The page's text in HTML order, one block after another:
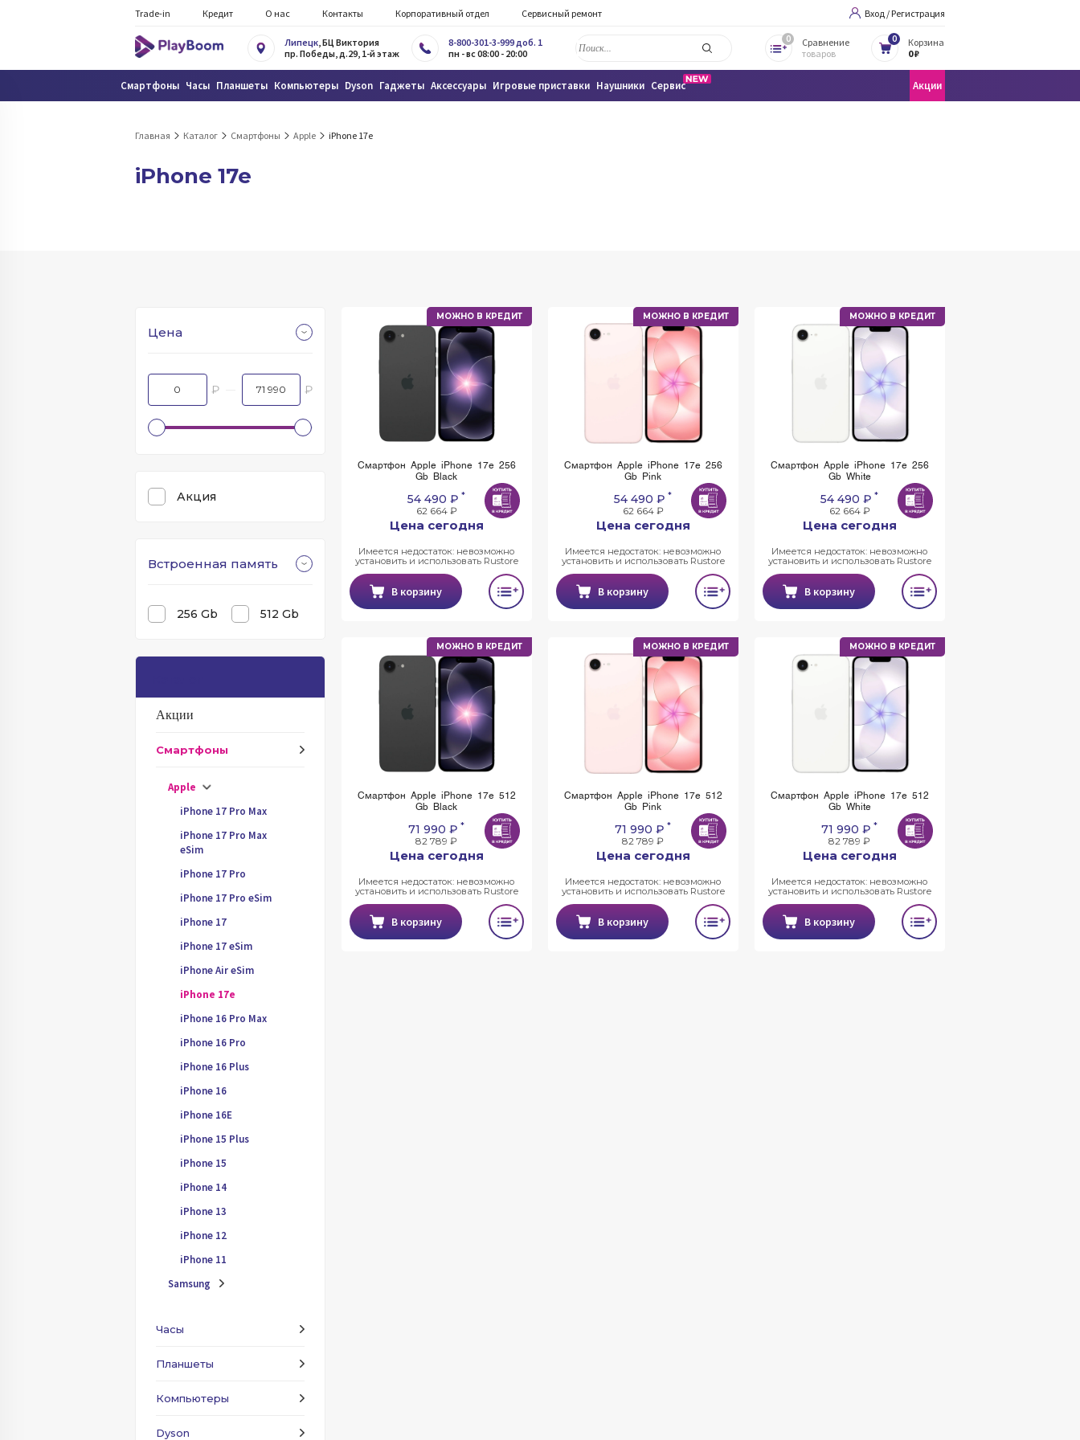
Trade-in Кредит О нас Контакты Корпоративный отдел Сервисный ремонт Вход / Регистрация
Липецк, БЦ Виктория
пр. Победы, д.29, 1-й этаж
8-800-301-3-999 доб. 1
пн - вс 08:00 - 20:00
0
Сравнение
товаров
0
Корзина
0 ₽
Смартфоны Часы Планшеты Компьютеры Dyson Гаджеты Аксессуары Игровые приставки Наушники Сервис Акции
Главная Каталог Смартфоны Apple iPhone 17e
iPhone 17e
Цена
₽ ₽
Акция
Встроенная память
256 Gb 512 Gb
Акции
Смартфоны
Apple
iPhone 17 Pro Max
iPhone 17 Pro Max
eSim
iPhone 17 Pro
iPhone 17 Pro eSim
iPhone 17
iPhone 17 eSim
iPhone Air eSim
iPhone 17e
iPhone 16 Pro Max
iPhone 16 Pro
iPhone 16 Plus
iPhone 16
iPhone 16E
iPhone 15 Plus
iPhone 15
iPhone 14
iPhone 13
iPhone 12
iPhone 11
Samsung
Часы
Планшеты
Компьютеры
Dyson
МОЖНО В КРЕДИТ
Смартфон Apple iPhone 17e 256
Gb Black
54 490 ₽ *
62 664 ₽
Цена сегодня
Имеется недостаток: невозможно
установить и использовать Rustore
В корзину
МОЖНО В КРЕДИТ
Смартфон Apple iPhone 17e 256
Gb Pink
54 490 ₽ *
62 664 ₽
Цена сегодня
Имеется недостаток: невозможно
установить и использовать Rustore
В корзину
МОЖНО В КРЕДИТ
Смартфон Apple iPhone 17e 256
Gb White
54 490 ₽ *
62 664 ₽
Цена сегодня
Имеется недостаток: невозможно
установить и использовать Rustore
В корзину
МОЖНО В КРЕДИТ
Смартфон Apple iPhone 17e 512
Gb Black
71 990 ₽ *
82 789 ₽
Цена сегодня
Имеется недостаток: невозможно
установить и использовать Rustore
В корзину
МОЖНО В КРЕДИТ
Смартфон Apple iPhone 17e 512
Gb Pink
71 990 ₽ *
82 789 ₽
Цена сегодня
Имеется недостаток: невозможно
установить и использовать Rustore
В корзину
МОЖНО В КРЕДИТ
Смартфон Apple iPhone 17e 512
Gb White
71 990 ₽ *
82 789 ₽
Цена сегодня
Имеется недостаток: невозможно
установить и использовать Rustore
В корзину